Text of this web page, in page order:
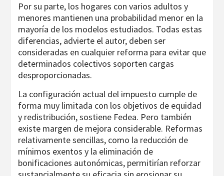
Por su parte, los hogares con varios adultos y
menores mantienen una probabilidad menor en la
mayoría de los modelos estudiados. Todas estas
diferencias, advierte el autor, deben ser
consideradas en cualquier reforma para evitar que
determinados colectivos soporten cargas
desproporcionadas.
La configuración actual del impuesto cumple de
forma muy limitada con los objetivos de equidad
y redistribución, sostiene Fedea. Pero también
existe margen de mejora considerable. Reformas
relativamente sencillas, como la reducción de
mínimos exentos y la eliminación de
bonificaciones autonómicas, permitirían reforzar